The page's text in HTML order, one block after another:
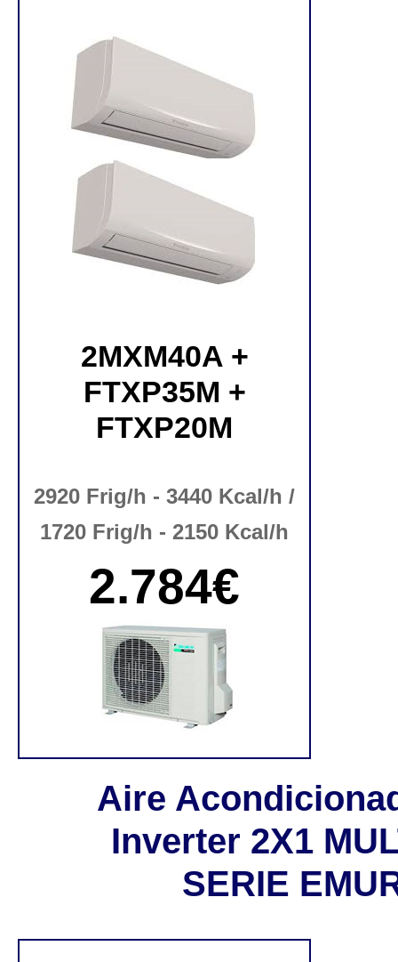
2MXM40A +
FTXP35M +
FTXP20M
2920 Frig/h - 3440 Kcal/h /
1720 Frig/h - 2150 Kcal/h
2.784€
Aire
Inverter 2X1
SERIE